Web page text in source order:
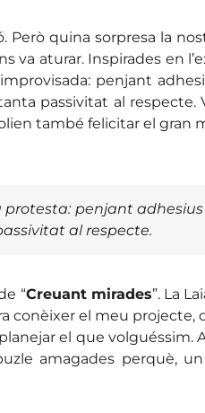
Però quina sorpresa la
va aturar. Inspirades en
penjant
passivitat al respecte.
també felicitar el gran
penjant
al respecte.
“Creuant mirades”. La
conèixer el meu
el que volguéssim.
amagades perquè,